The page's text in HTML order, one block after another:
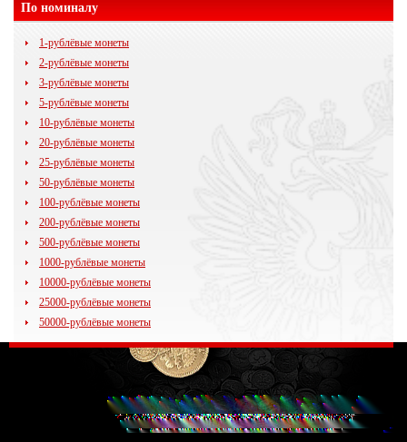
По номиналу
1-рублёвые монеты
2-рублёвые монеты
3-рублёвые монеты
5-рублёвые монеты
10-рублёвые монеты
20-рублёвые монеты
25-рублёвые монеты
50-рублёвые монеты
100-рублёвые монеты
200-рублёвые монеты
500-рублёвые монеты
1000-рублёвые монеты
10000-рублёвые монеты
25000-рублёвые монеты
50000-рублёвые монеты
35kopeek.ruВсе права защищены.
Любое копирование материалов сайта (в том числе изображений)
перепечатка или последующее распространение возможно только
при условии размещения гиперссылки на www.35kopeek.ru